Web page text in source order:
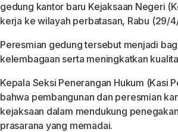
gedung kantor baru Kejaksaan Negeri
kerja ke wilayah perbatasan, Rabu (29/
Peresmian gedung tersebut menjadi
kelembagaan serta meningkatkan
Kepala Seksi Penerangan Hukum (Kasi
bahwa pembangunan dan peresmian
kejaksaan dalam mendukung
prasarana yang memadai.